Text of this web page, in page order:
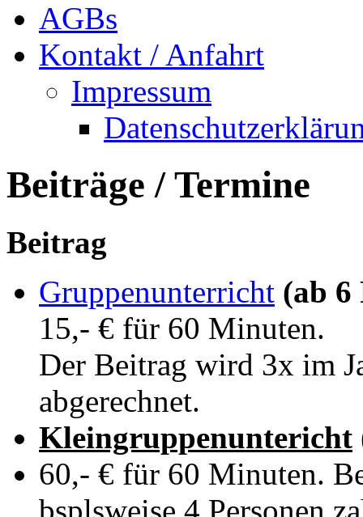
AGBs
Kontakt / Anfahrt
Impressum
Beiträge / Termine
Beitrag
Gruppenunterricht (ab 6
15,- € für 60 Minuten.
Der Beitrag wird 3x im
abgerechnet.
Kleingruppenuntericht
60,- € für 60 Minuten.
bsplsweise 4 Personen